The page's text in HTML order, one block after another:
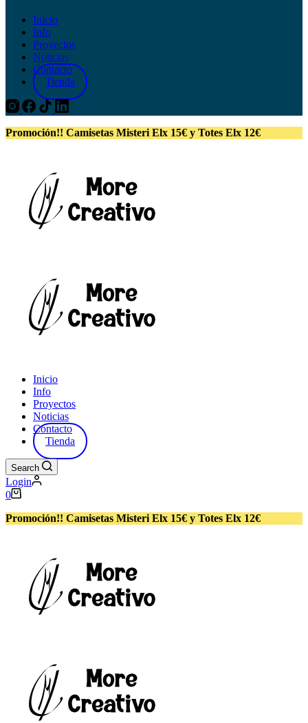
Inicio
Info
Proyectos
Noticias
Contacto
Tienda
Promoción!! Camisetas Misteri Elx 15€ y Totes Elx 12€
Inicio
Info
Proyectos
Noticias
Contacto
Tienda
Search
Login
Carro
compra
0
Promoción!! Camisetas Misteri Elx 15€ y Totes Elx 12€